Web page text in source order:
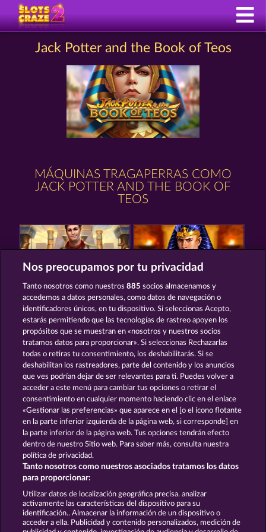
Jack Potter and the Book of Teos
MÁQUINAS TRAGAPERRAS COMO
JACK POTTER AND THE BOOK OF
TEOS
JACK POTTER AND THE BOOK OF DYNASTIES RAMSES BOOK
CLEOPATRA'S CROWN
Términos y condiciones
Declaración de privacidad
Empresa
Enviar solicitud de desistimiento
Nos preocupamos por tu privacidad
Tanto nosotros como nuestros885 socios almacenamos y
accedemos a datos personales, como datos de navegación o
identificadores únicos, en tu dispositivo. Si seleccionas Acepto,
estarás permitiendo que las tecnologías de rastreo apoyen los
propósitos que se muestran en «nosotros y nuestros socios
tratamos datos para proporcionar». Si seleccionas Rechazarlas
todas o retiras tu consentimiento, los deshabilitarás. Si se
deshabilitan los rastreadores, parte del contenido y los anuncios
que ves podrían dejar de ser relevantes para ti. Puedes volver a
acceder a este menú para cambiar tus opciones o retirar el
consentimiento en cualquier momento haciendo clic en el enlace
«Gestionar las preferencias» que aparece en el [o el ícono flotante
en la parte inferior izquierda de la página web, si corresponde] en
la parte inferior de la página web. Tus opciones tendrán efecto
dentro de nuestro Sitio web. Para saber más, consulta nuestra
política de privacidad.
Tanto nosotros como nuestros asociados tratamos los datos
para proporcionar:
Utilizar datos de localización geográfica precisa. analizar
activamente las características del dispositivo para su
identificación.. Almacenar la información de un dispositivo o
acceder a ella. Publicidad y contenido personalizados, medición de